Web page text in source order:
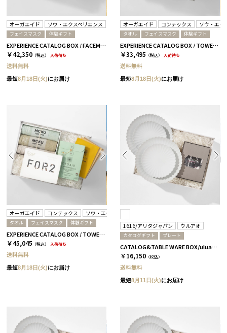
オーガエイド ソウ・エクスペリエンス
フェイスマスク 体験ギフト
EXPERIENCE CATALOG BOX / FACEMASK / 全3種 BROWN
￥42,350 （税込） 入荷待ち
送料無料
最短8月18日(火)にお届け
オーガエイド コンテックス ソウ・エク
タオル フェイスマスク 体験ギフト
EXPERIENCE CATALOG BOX / TOWEL & FACEMASK / 全3種 RED
￥33,495 （税込） 入荷待ち
送料無料
最短8月18日(火)にお届け
オーガエイド コンテックス ソウ・エクスペリエンス
タオル フェイスマスク 体験ギフト
EXPERIENCE CATALOG BOX / TOWEL & FACEMASK / 全3種 BROWN
￥45,045 （税込） 入荷待ち
送料無料
最短8月18日(火)にお届け
1616/アリタジャパン ウルアオ
カタログギフト プレート
CATALOG&TABLE WARE BOX/uluao/パレスプレート160&220 4枚セット/全5種 フロレンツィア
￥16,150 （税込）
送料無料
最短8月11日(火)にお届け